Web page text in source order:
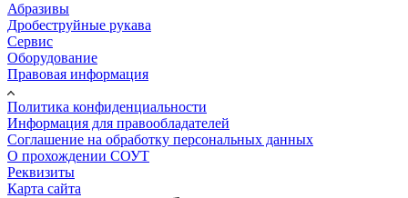
Абразивы
Дробеструйные рукава
Сервис
Оборудование
Правовая информация
Политика конфиденциальности
Информация для правообладателей
Соглашение на обработку персональных данных
О прохождении СОУТ
Реквизиты
Карта сайта